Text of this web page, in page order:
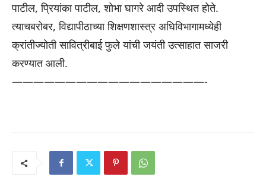
पाटील, प्रियांका पाटील, शोभा घागरे आदी उपस्थित होते.
त्याचबरोबर, विद्यापीठाच्या शिक्षणशास्त्र अधिविभागामध्येही
क्रांतीज्योती सावित्रीबाई फुले यांची जयंती उत्साहात साजरी
करण्यात आली.
——————————————————-